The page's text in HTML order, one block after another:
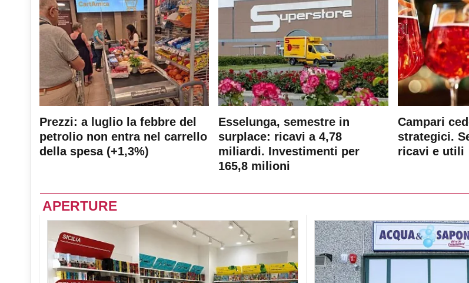
Prezzi: a luglio la febbre del
petrolio non entra nel carrello
della spesa (+1,3%)
Esselunga, semestre in
surplace: ricavi a 4,78
miliardi. Investimenti per
165,8 milioni
Campari
strategici.
ricavi e utili
APERTURE